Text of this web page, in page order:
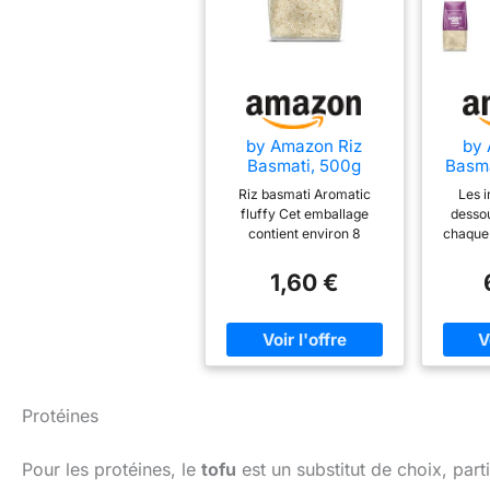
by Amazon Riz
Basmati, 500g
Riz basmati Aromatic
fluffy Cet emballage
contient environ 8
régimes végétarien et
végétalien Conditionné en
1,60 €
by
Les
Cet
Protéines
Pour les protéines, le tofu est un substitut de choix,